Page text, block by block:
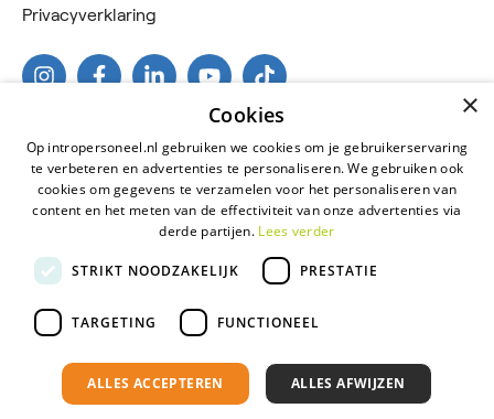
Privacyverklaring
2026 © Intro Personeel
Certificeringen
Algemene voorwaarden
Privacyverklaring
×
Cookies
Op intropersoneel.nl gebruiken we cookies om je gebruikerservaring
te verbeteren en advertenties te personaliseren. We gebruiken ook
cookies om gegevens te verzamelen voor het personaliseren van
content en het meten van de effectiviteit van onze advertenties via
derde partijen. Lees verder
STRIKT NOODZAKELIJK PRESTATIE
TARGETING FUNCTIONEEL
ALLES ACCEPTEREN ALLES AFWIJZEN